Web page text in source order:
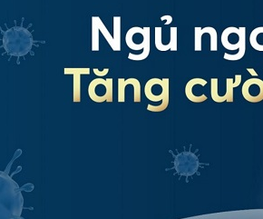
Bỏ túi 7 cách nhảy
dây giảm mỡ bụng
hiệu quả cực nhanh
tại nhà
Sau khi ăn xong nên
làm gì để bụng
không to, tránh béo